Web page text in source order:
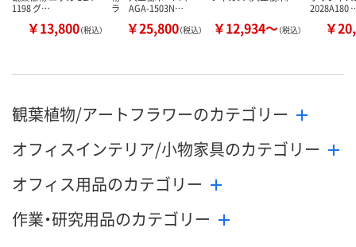
1198 グ…
￥13,800（税込）
ラ AGA-1503N…
￥25,800（税込） ￥12,934～（税込）
2028A180
￥
観葉植物/アートフラワーのカテゴリー
オフィスインテリア/小物家具のカテゴリー
オフィス用品のカテゴリー
作業・研究用品のカテゴリー